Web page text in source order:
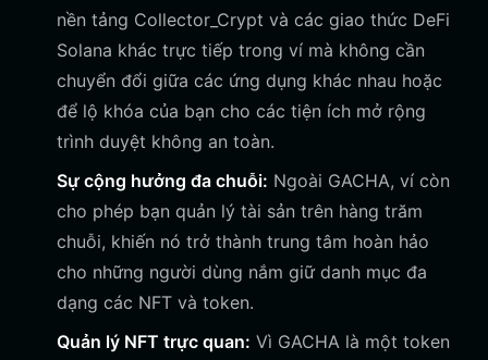
nền tảng Collector_Crypt và các giao thức DeFi
Solana khác trực tiếp trong ví mà không cần
chuyển đổi giữa các ứng dụng khác nhau hoặc
để lộ khóa của bạn cho các tiện ích mở rộng
trình duyệt không an toàn.
Sự cộng hưởng đa chuỗi: Ngoài GACHA, ví còn
cho phép bạn quản lý tài sản trên hàng trăm
chuỗi, khiến nó trở thành trung tâm hoàn hảo
cho những người dùng nắm giữ danh mục đa
dạng các NFT và token.
Quản lý NFT trực quan: Vì GACHA là một token